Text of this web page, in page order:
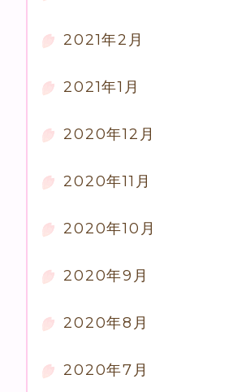
2021年2月
2021年1月
2020年12月
2020年11月
2020年10月
2020年9月
2020年8月
2020年7月